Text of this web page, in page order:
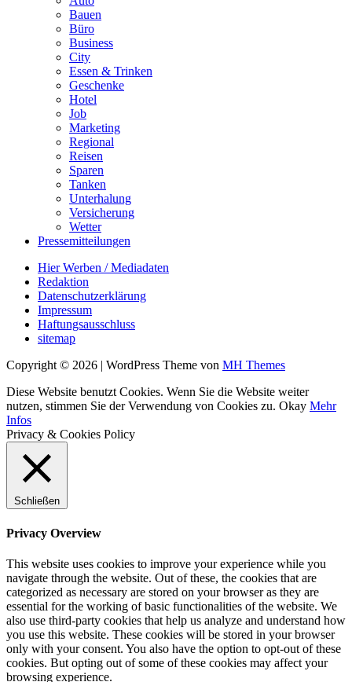
Bauen
Büro
Business
City
Essen & Trinken
Geschenke
Hotel
Job
Marketing
Regional
Reisen
Sparen
Tanken
Unterhalung
Versicherung
Wetter
Pressemitteilungen
Hier Werben / Mediadaten
Redaktion
Datenschutzerklärung
Impressum
Haftungsausschluss
sitemap
Copyright © 2026 | WordPress Theme von MH Themes
Diese Website benutzt Cookies. Wenn Sie die Website weiter
nutzen, stimmen Sie der Verwendung von Cookies zu. Okay Mehr
Infos
Privacy & Cookies Policy
Schließen
Privacy Overview
This website uses cookies to improve your experience while you
navigate through the website. Out of these, the cookies that are
categorized as necessary are stored on your browser as they are
essential for the working of basic functionalities of the website. We
also use third-party cookies that help us analyze and understand how
you use this website. These cookies will be stored in your browser
only with your consent. You also have the option to opt-out of these
cookies. But opting out of some of these cookies may affect your
browsing experience.